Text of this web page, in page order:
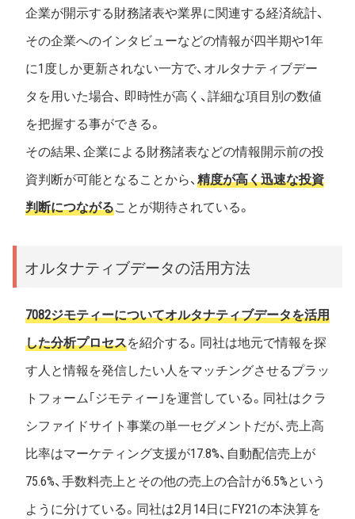
企業が開示する財務諸表や業界に関連する経済統計、
その企業へのインタビューなどの情報が四半期や1年
に1度しか更新されない一方で、オルタナティブデー
タを用いた場合、 即時性が高く、詳細な項目別の数値
を把握する事ができる。
その結果、企業による財務諸表などの情報開示前の投
資判断が可能となることから、精度が高く迅速な投資
判断につながることが期待されている。
オルタナティブデータの活用方法
7082ジモティーについてオルタナティブデータを活用
した分析プロセスを紹介する。同社は地元で情報を探
す人と情報を発信したい人をマッチングさせるプラッ
トフォーム｢ジモティー｣を運営している。同社はクラ
シファイドサイト事業の単一セグメントだが、売上高
比率はマーケティング支援が17.8%、自動配信売上が
75.6%、手数料売上とその他の売上の合計が6.5%という
ように分けている。同社は2月14日にFY21の本決算を